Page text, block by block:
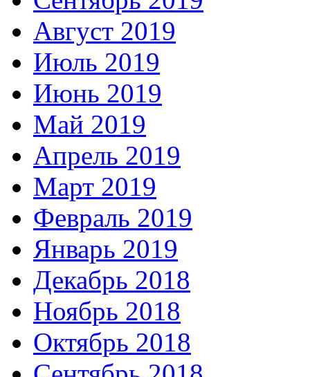
Август 2019
Июль 2019
Июнь 2019
Май 2019
Апрель 2019
Март 2019
Февраль 2019
Январь 2019
Декабрь 2018
Ноябрь 2018
Октябрь 2018